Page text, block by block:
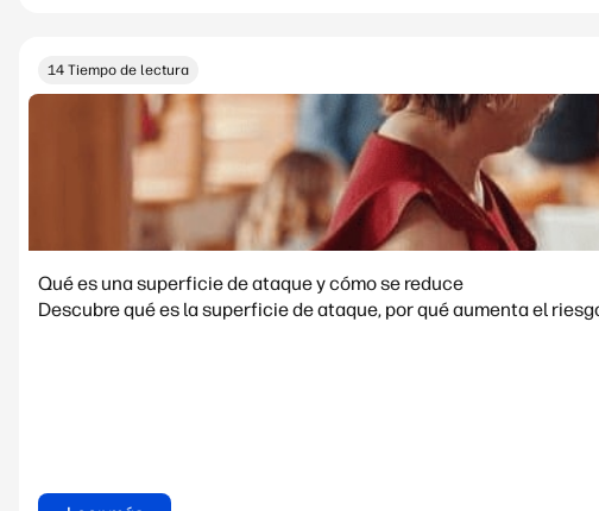
14 Tiempo de lectura
Qué es una superficie de ataque y cómo se reduce
Descubre qué es la superficie de ataque, por qué aumenta el